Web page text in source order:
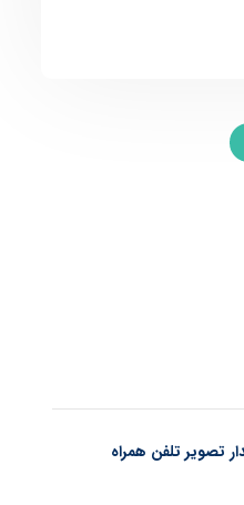
تصویر تلفن همراه